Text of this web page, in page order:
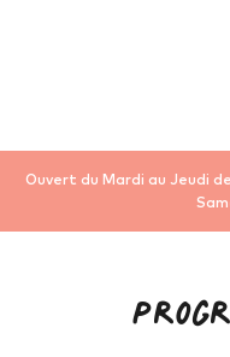
Ouvert du Mardi au Jeudi